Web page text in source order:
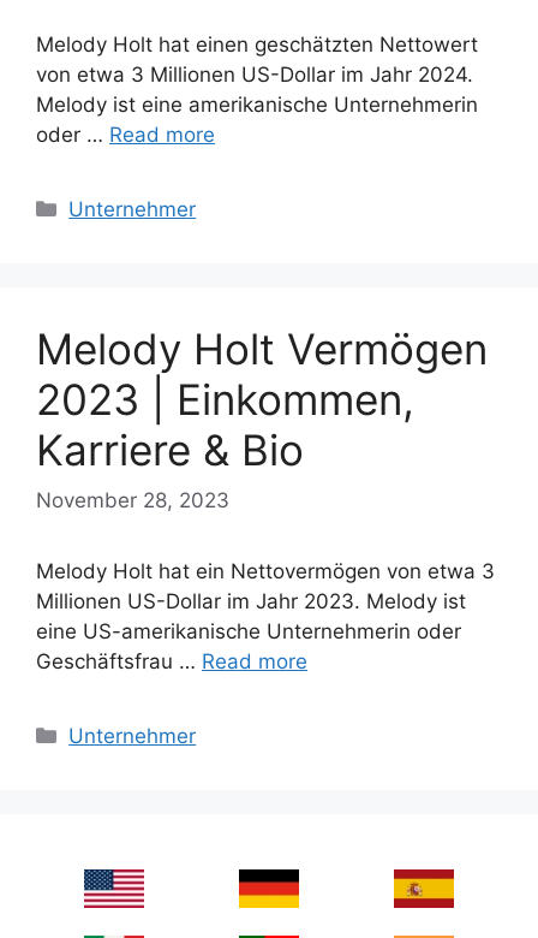
Melody Holt hat einen geschätzten Nettowert
von etwa 3 Millionen US-Dollar im Jahr 2024.
Melody ist eine amerikanische Unternehmerin
oder … Read more
Categories
Unternehmer
Melody Holt Vermögen
2023 | Einkommen,
Karriere & Bio
November 28, 2023
Melody Holt hat ein Nettovermögen von etwa 3
Millionen US-Dollar im Jahr 2023. Melody ist
eine US-amerikanische Unternehmerin oder
Geschäftsfrau … Read more
Categories
Unternehmer